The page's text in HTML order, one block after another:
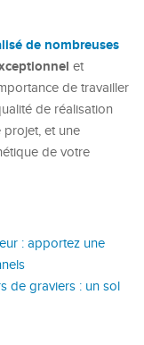
de nombreuses
et
de travailler
de réalisation
projet, et une
de votre
: apportez une
de graviers : un sol